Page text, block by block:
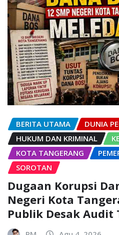
BERITA UTAMA
DUNIA
HUKUM DAN KRIMINAL
KOTA TANGERANG
SOROTAN
Dugaan Korupsi
Negeri Kota
Publik Desak Audit